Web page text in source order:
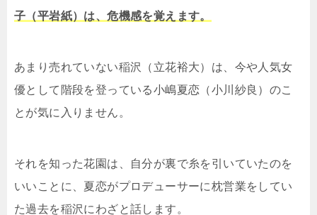
子（平岩紙）は、危機感を覚えます。
あまり売れていない稲沢（立花裕大）は、今や人気女
優として階段を登っている小嶋夏恋（小川紗良）のこ
とが気に入りません。
それを知った花園は、自分が裏で糸を引いていたのを
いいことに、夏恋がプロデューサーに枕営業をしてい
た過去を稲沢にわざと話します。